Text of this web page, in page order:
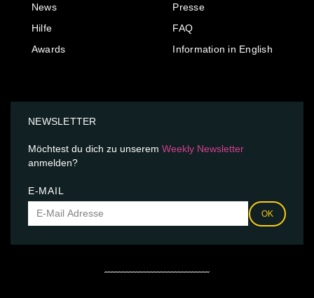
News
Hilfe
Awards
Presse
FAQ
Information in English
NEWSLETTER
Möchtest du dich zu unserem Weekly Newsletter
anmelden?
E-MAIL
OK